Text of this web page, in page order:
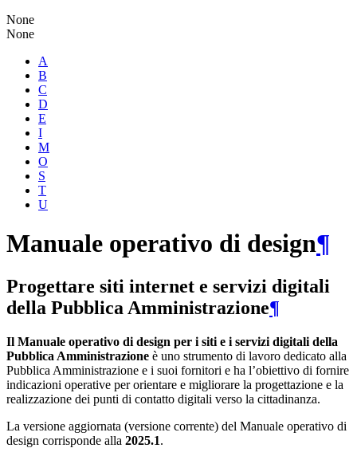
None
None
A
B
C
D
E
I
M
O
S
T
U
Manuale operativo di design¶
Progettare siti internet e servizi digitali
della Pubblica Amministrazione¶
Il Manuale operativo di design per i siti e i servizi digitali della
Pubblica Amministrazione è uno strumento di lavoro dedicato alla
Pubblica Amministrazione e i suoi fornitori e ha l’obiettivo di fornire
indicazioni operative per orientare e migliorare la progettazione e la
realizzazione dei punti di contatto digitali verso la cittadinanza.
La versione aggiornata (versione corrente) del Manuale operativo di
design corrisponde alla 2025.1.